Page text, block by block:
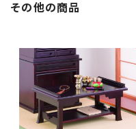
その他の商品